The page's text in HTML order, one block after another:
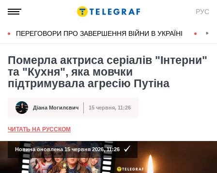
РУС
ПЕРЕГОВОРИ ПРО ЗАВЕРШЕННЯ ВІЙНИ В УКРАЇНІ
Померла актриса серіалів "Інтерни"
та "Кухня", яка мовчки
підтримувала агресію Путіна
Автор Діана Могилєвич
Дата публікації 15 червня, 11:26
ЧИТАТЬ НА РУССКОМ
Новина оновлена 15 червня 2026, 11:26